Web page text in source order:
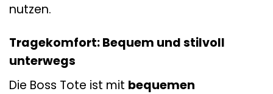
nutzen.
Tragekomfort: Bequem und stilvoll
unterwegs
Die Boss Tote ist mit bequemen